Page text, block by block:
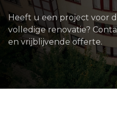
Heeft u een project voor
volledige renovatie?
en vrijblijvende offerte.